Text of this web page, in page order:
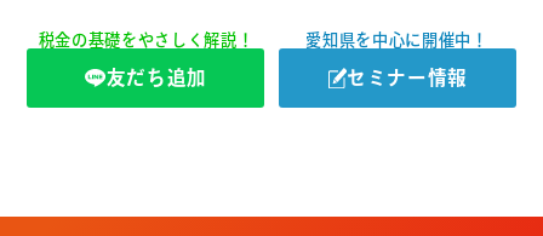
税金の基礎をやさしく解説！
友だち追加
愛知県を中心に開催中！
セミナー情報